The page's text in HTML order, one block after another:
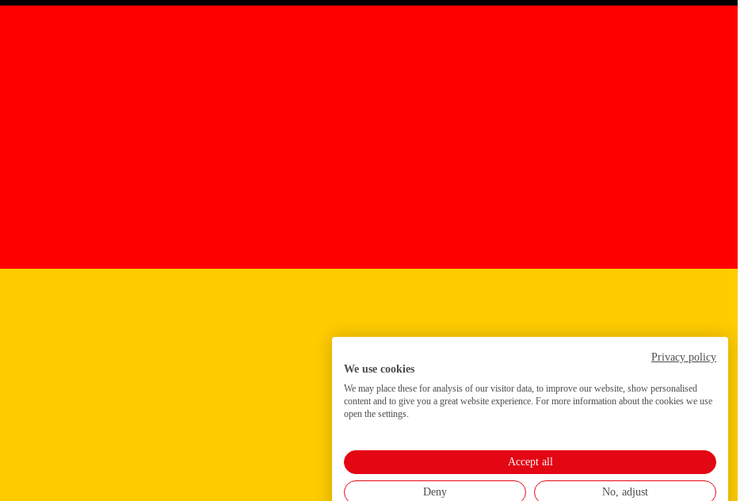
Privacy policy
We use cookies
We may place these for analysis of our visitor data, to improve our website, show personalised
content and to give you a great website experience. For more information about the cookies we use
open the settings.
Accept all
Deny No, adjust